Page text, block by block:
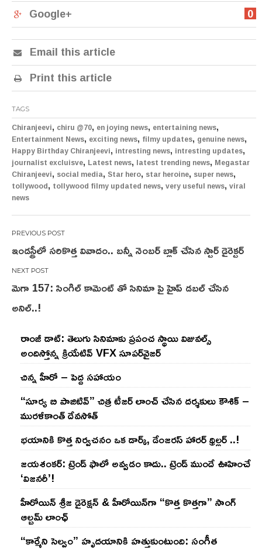
0
Google+
Email this article
Print this article
TAGS
Chiranjeevi, chiru @70, en joying news, entertaining news,
Entertainment News, exciting news, filmy updates, genuine news,
Happy Birthday Chiranjeevi, intresting news, intresting updates,
journalist excluisve, Latest news, latest trending news, Megastar
Chiranjeevi, social media, Star hero, star heroine, super news,
tollywood, tollywood filmy updated news, very useful news, viral
news
Post
navigation
ఇండస్ట్రీలో సరికొత్త వివాదం.. బన్నీ నెంబర్ బ్లాక్ చేసిన స్టార్ డైరెక్టర్
మెగా 157: సింగిల్ కామెంట్ తో సినిమా పై హైప్ డబల్ చేసిన
అనిల్..!
రాంజీ డాట్: తెలుగు సినిమాకు ప్రపంచ స్థాయి విజువల్స్
అందిస్తోన్న క్రియేటివ్ VFX సూపర్‌వైజర్
చిన్న హీరో – పెద్ద సహాయం
“సూర్య బి పాజిటివ్” చిత్ర టీజర్ లాంచ్ చేసిన‌ దర్శకులు కౌశిక్ –
మురళీకాంత్ దేవసోత్
భయానికి కొత్త నిర్వచనం ఒక డార్క్, డేంజరస్ హారర్ థ్రిల్లర్ ..!
జయశంకర్: ట్రెండ్‌ ఫాలో అవ్వడం కాదు.. ట్రెండ్‌ ముందే ఊహించే
‘విజనరీ’!
హీరోయిన్ శ్రీజ డైరెక్ష‌న్ & హీరోయిన్‌గా “కొత్త కొత్తగా” సాంగ్
ఆల్బమ్ లాంఛ్
“కార్మేని సెల్వం” హృదయానికి హత్తుకుంటుంది: సంగీత